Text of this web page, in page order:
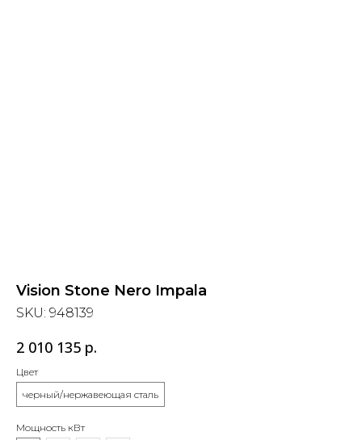
Vision Stone Nero Impala
SKU: 948139
2 010 135 р.
Цвет
черный/нержавеющая сталь
Мощность кВт